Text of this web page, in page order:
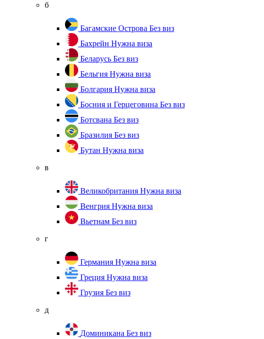
б
Багамские Острова Без виз
Бахрейн Нужна виза
Беларусь Без виз
Бельгия Нужна виза
Болгария Нужна виза
Босния и Герцеговина Без виз
Ботсвана Без виз
Бразилия Без виз
Бутан Нужна виза
в
Великобритания Нужна виза
Венгрия Нужна виза
Вьетнам Без виз
г
Германия Нужна виза
Греция Нужна виза
Грузия Без виз
д
Доминикана Без виз